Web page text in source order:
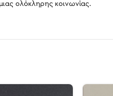
ολόκληρης κοινωνίας.